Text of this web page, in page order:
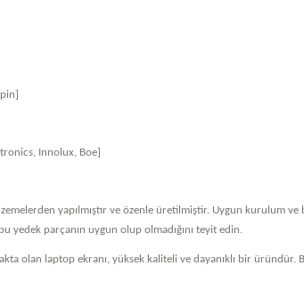
Innolux, Boe]
yapılmıştır ve özenle üretilmiştir. Uygun kurulum
yedek parçanın uygun olup olmadığını teyit edin.
olan laptop ekranı, yüksek kaliteli ve dayanıklı bir